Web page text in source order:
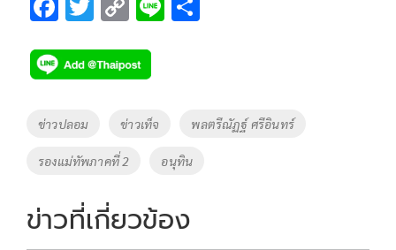
e
b
o
o
k
tt
er
p
y
Li
Tags
ข่าวปลอม ข่าวเท็จ พลตรีณัฏฐ์ ศรีอินทร์
รองแม่ทัพภาคที่ 2 อนุทิน
ข่าวที่เกี่ยวข้อง